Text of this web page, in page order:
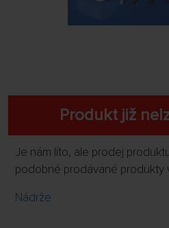
Produkt již
Je nám líto, ale prodej
podobné prodávané produkty
Nádrže